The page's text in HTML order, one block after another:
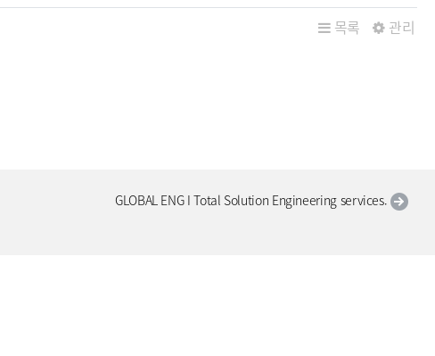
목록 관리
GLOBAL ENG I Total Solution Engineering services.